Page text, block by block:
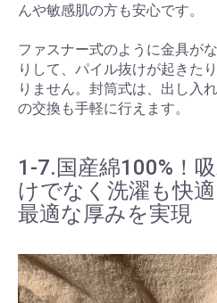
んや敏感肌の方も安心です。
ファスナー式のように金具が
りして、パイル抜けが起きた
りません。封筒式は、出し入
の交換も手軽に行えます。
1-7.国産綿100%！
けでなく洗濯も快
最適な厚みを実現